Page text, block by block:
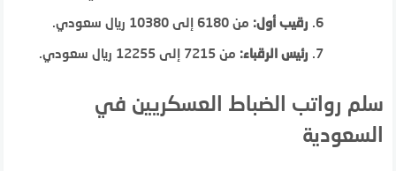
رقيب أول: من 6180 إلى 10380 ريال سعودي.
رئيس الرقباء: من 7215 إلى 12255 ريال سعودي.
سلم رواتب الضباط العسكريين في
السعودية